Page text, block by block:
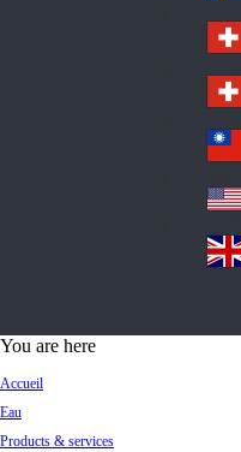
a
ed
en
itz
erl
an
d
itz
erl
an
d
n
A
d
You are here
Accueil
Eau
Products & services